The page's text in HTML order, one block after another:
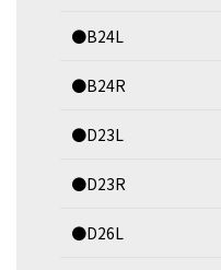
●B24L
●B24R
●D23L
●D23R
●D26L